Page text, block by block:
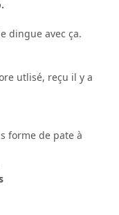
dingue avec ça.
utlisé, reçu il y a
forme de pate à